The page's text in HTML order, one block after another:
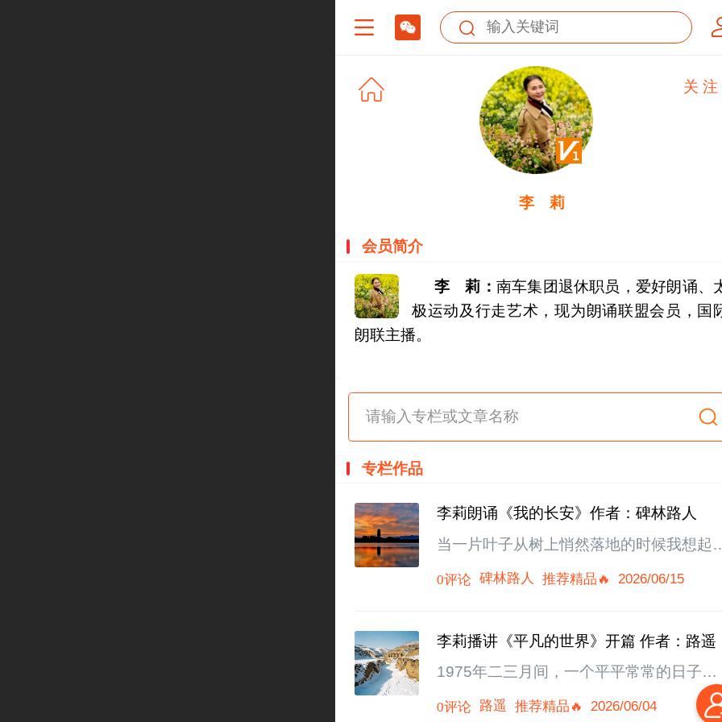
头像 关 注
李 莉
会员简介
李 莉： 南车集团退休职员，爱好朗诵、
极运动及行走艺术，现为朗诵联盟会员，国
朗联主播。
请输入专栏或文章名称
专栏作品
李莉朗诵《我的长安》作者：碑林路人
当一片叶子从树上悄然落地的时候我想起
时候我还是想起了我的长安我的床头上放
里的思绪它有着秦扫六合，天子舞剑的霸
悉的土地藏着我笑看落花的记忆不论是灞
的柳絮，还是雁塔的晨钟都曾在我生命里
0评论 碑林路人 推荐精品🔥 2026/06/15
李莉播讲《平凡的世界》开篇 作者：路遥
1975年二三月间，一个平平常常的日子，
细蒙蒙的雨丝夹着一星半点的雪花，正纷
淋淋地向大地飘洒着。时令已快过惊蛰，
0评论 路遥 推荐精品🔥 2026/06/04